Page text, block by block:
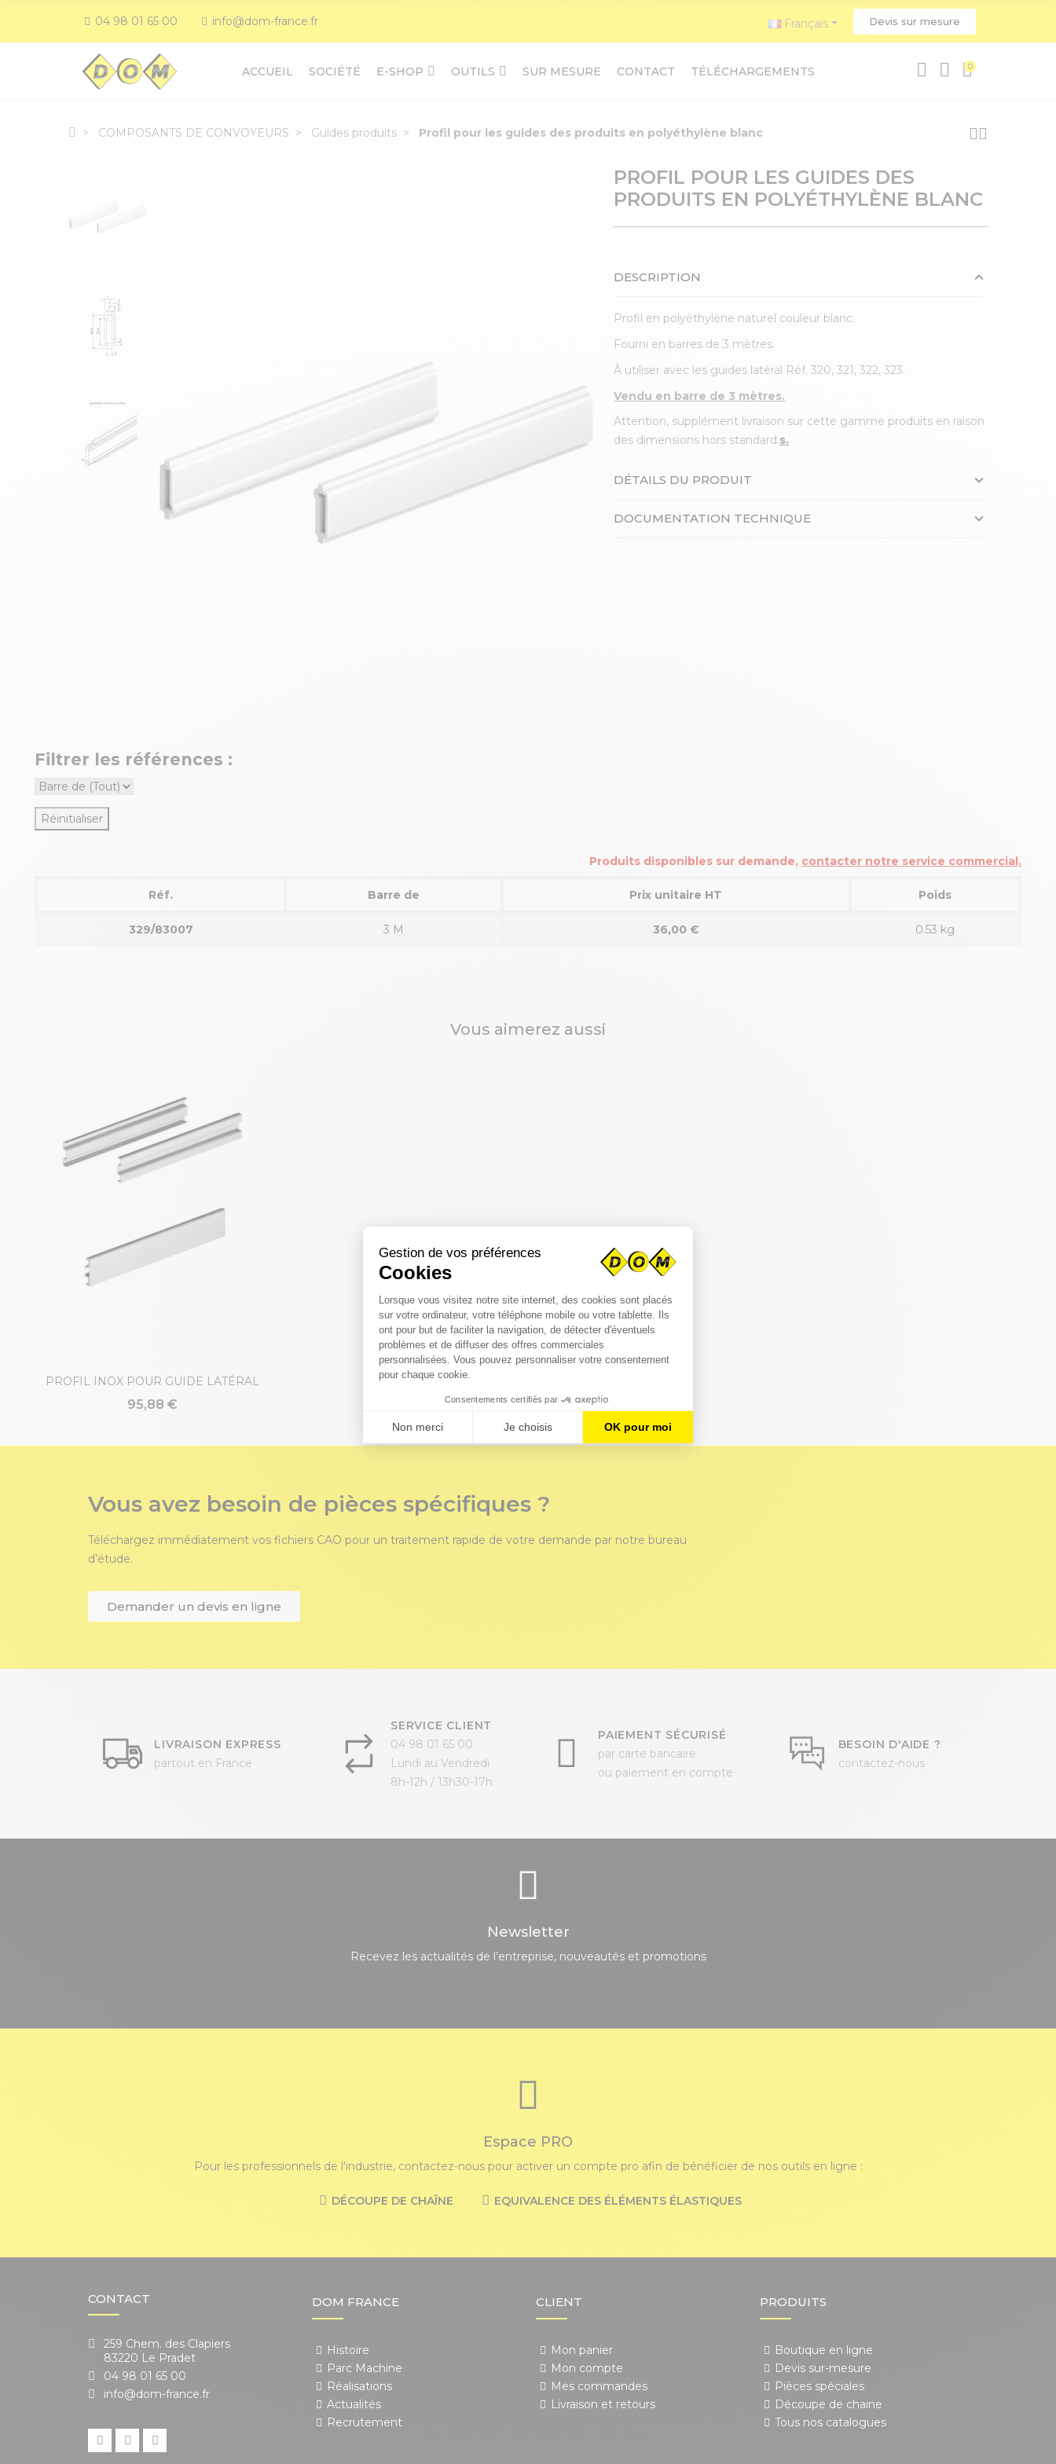
04 98 01 65 00 info@dom-france.fr Français Devis sur mesure
ACCUEIL SOCIÉTÉ E-SHOP OUTILS SUR MESURE CONTACT TÉLÉCHARGEMENTS 0
COMPOSANTS DE CONVOYEURS Guides produits Profil pour les guides des produits en polyéthylène blanc
PROFIL POUR LES GUIDES DES
PRODUITS EN POLYÉTHYLÈNE BLANC
DESCRIPTION
Profil en polyéthylène naturel couleur blanc.
Fourni en barres de 3 mètres.
À utiliser avec les guides latéral Réf. 320, 321, 322, 323.
Vendu en barre de 3 mètres.
Attention, supplément livraison sur cette gamme produits en raison
des dimensions hors standard.s.
DÉTAILS DU PRODUIT
DOCUMENTATION TECHNIQUE
Filtrer les références :
Réinitialiser
Produits disponibles sur demande, contacter notre service commercial.
Réf. Barre de Prix unitaire HT Poids
329/83007 3 M 36,00 € 0.53 kg
Vous aimerez aussi
PROFIL INOX POUR GUIDE LATÉRAL
95,88 €
Vous avez besoin de pièces spécifiques ?
Téléchargez immédiatement vos fichiers CAO pour un traitement rapide de votre demande par notre bureau
d’étude.
Demander un devis en ligne
LIVRAISON EXPRESS
partout en France
SERVICE CLIENT
04 98 01 65 00
Lundi au Vendredi
8h-12h / 13h30-17h
PAIEMENT SÉCURISÉ
par carte bancaire
ou paiement en compte
BESOIN D'AIDE ?
contactez-nous
Newsletter
Recevez les actualités de l’entreprise, nouveautés et promotions
Espace PRO
Pour les professionnels de l'industrie, contactez-nous pour activer un compte pro afin de bénéficier de nos outils en ligne :
DÉCOUPE DE CHAÎNE EQUIVALENCE DES ÉLÉMENTS ÉLASTIQUES
CONTACT
259 Chem. des Clapiers
83220 Le Pradet
04 98 01 65 00
info@dom-france.fr
DOM FRANCE
Histoire
Parc Machine
Réalisations
Actualités
Recrutement
CLIENT
Mon panier
Mon compte
Mes commandes
Livraison et retours
PRODUITS
Boutique en ligne
Devis sur-mesure
Pièces spéciales
Découpe de chaine
Tous nos catalogues